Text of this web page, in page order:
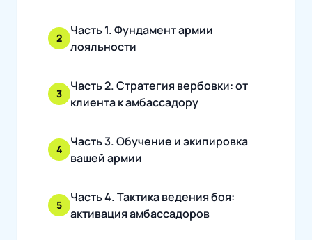
2
Часть 1. Фундамент армии
лояльности
3
Часть 2. Стратегия вербовки: от
клиента к амбассадору
4
Часть 3. Обучение и экипировка
вашей армии
5
Часть 4. Тактика ведения боя:
активация амбассадоров